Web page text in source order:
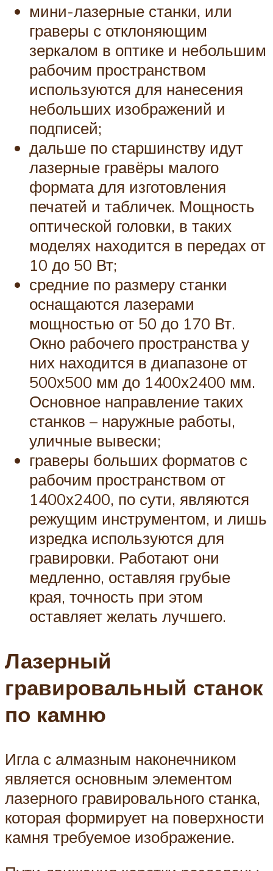
мини-лазерные станки, или
граверы с отклоняющим
зеркалом в оптике и небольшим
рабочим пространством
используются для нанесения
небольших изображений и
подписей;
дальше по старшинству идут
лазерные гравёры малого
формата для изготовления
печатей и табличек. Мощность
оптической головки, в таких
моделях находится в передах от
10 до 50 Вт;
средние по размеру станки
оснащаются лазерами
мощностью от 50 до 170 Вт.
Окно рабочего пространства у
них находится в диапазоне от
500х500 мм до 1400х2400 мм.
Основное направление таких
станков – наружные работы,
уличные вывески;
граверы больших форматов с
рабочим пространством от
1400х2400, по сути, являются
режущим инструментом, и лишь
изредка используются для
гравировки. Работают они
медленно, оставляя грубые
края, точность при этом
оставляет желать лучшего.
Лазерный
гравировальный станок
по камню
Игла с алмазным наконечником
является основным элементом
лазерного гравировального станка,
которая формирует на поверхности
камня требуемое изображение.